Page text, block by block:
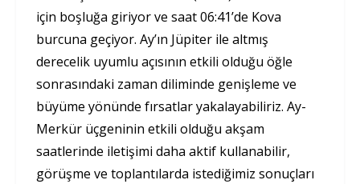
için boşluğa giriyor ve saat 06:41’de Kova
burcuna geçiyor. Ay’ın Jüpiter ile altmış
derecelik uyumlu açısının etkili olduğu öğle
sonrasındaki zaman diliminde genişleme ve
büyüme yönünde fırsatlar yakalayabiliriz. Ay-
Merkür üçgeninin etkili olduğu akşam
saatlerinde iletişimi daha aktif kullanabilir,
görüşme ve toplantılarda istediğimiz sonuçları